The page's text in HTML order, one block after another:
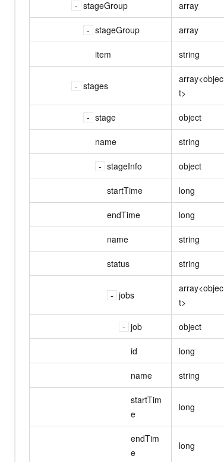
stageGroup array
stageGroup array
item string
stages
array<objec
t>
stage object
name string
stageInfo object
startTime long
endTime long
name string
status string
jobs
array<objec
t>
job object
id long
name string
startTim
e
long
endTim
e
long